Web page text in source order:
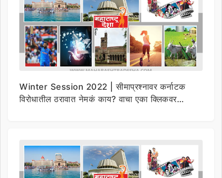
Winter Session 2022 | सीमाप्रश्नावर कर्नाटक
विरोधातील ठरावात नेमकं काय? वाचा एका क्लिकवर…